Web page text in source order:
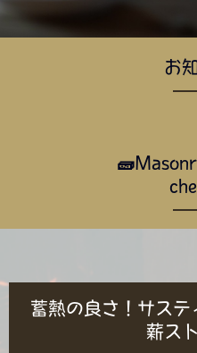
お
蓄熱の良さ！サス
薪ス